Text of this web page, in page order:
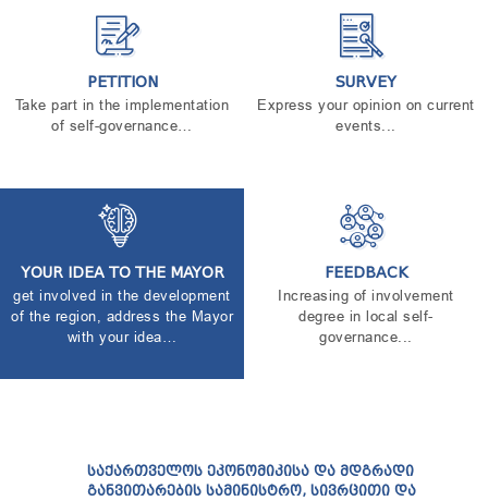
REPORT TO BE SUBMITTED TO PRESIDENT AND
REQUEST OF PUBLIC INFORMATION
PERSONAL DATA PROTECTION OFFICER
LEGAL DECISIONS
PETITION
Take part in the implementation
of self-governance…
SURVEY
Express your opinion on current
events...
YOUR IDEA TO THE MAYOR
get involved in the development
of the region, address the Mayor
with your idea…
FEEDBACK
Increasing of involvement
degree in local self-
governance...
ᲡᲐᲥᲐᲠᲗᲕᲔᲚᲝᲡ ᲔᲙᲝᲜᲝᲛᲘᲙᲘᲡᲐ ᲓᲐ ᲛᲓᲒᲠᲐᲓᲘ
ᲒᲐᲜᲕᲘᲗᲐᲠᲔᲑᲘᲡ ᲡᲐᲛᲘᲜᲘᲡᲢᲠᲝ, ᲡᲘᲕᲠᲪᲘᲗᲘ ᲓᲐ